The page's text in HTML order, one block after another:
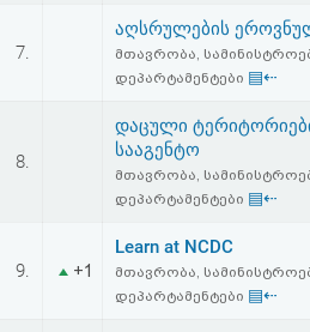
პასუხისმგებლობის
უარყოფა
7.
აღსრულების
მთავრობა,
დეპარტამენტები ▤⇠
8.
დაცული
სააგენტო
მთავრობა,
დეპარტამენტები ▤⇠
9. +1
Learn at NCDC
მთავრობა,
დეპარტამენტები ▤⇠